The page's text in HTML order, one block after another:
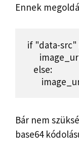
Ennek
image_url
else:
Bár nem
base64